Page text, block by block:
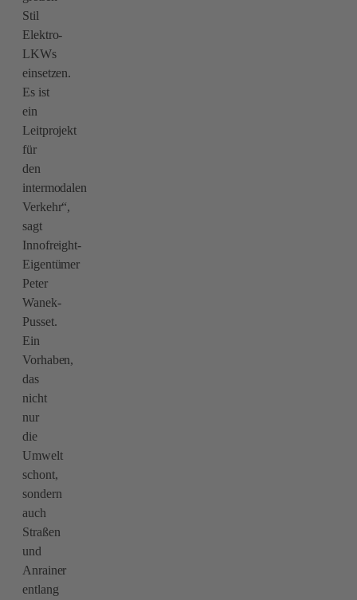
Stil
Elektro-
LKWs
einsetzen.
Es ist
ein
Leitprojekt
für
den
intermodalen
Verkehr“,
sagt
Innofreight-
Eigentümer
Peter
Wanek-
Pusset.
Ein
Vorhaben,
das
nicht
nur
die
Umwelt
schont,
sondern
auch
Straßen
und
Anrainer
entlang